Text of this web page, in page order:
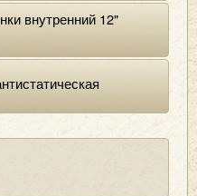
внутренний 12"